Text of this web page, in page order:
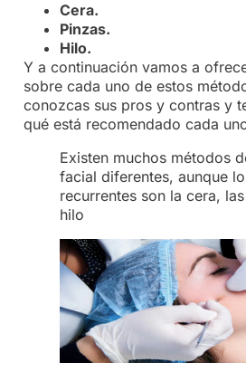
Cera.
Pinzas.
Hilo.
Y a continuación vamos a
sobre cada uno de estos
conozcas sus pros y contras y
qué está recomendado cada
Existen muchos métodos
facial diferentes, aunque
recurrentes son la cera,
hilo